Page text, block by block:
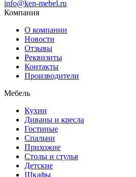
info@ken-mebel.ru
Компания
О компании
Новости
Отзывы
Реквизиты
Контакты
Производители
Мебель
Кухни
Диваны и кресла
Гостиные
Спальни
Прихожие
Столы и стулья
Детские
Шкафы